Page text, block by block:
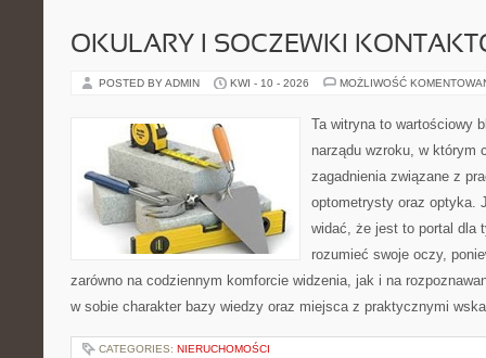
OKULARY I SOCZEWKI
POSTED BY ADMIN KWI - 10 - 2026 MOŻLIWOŚĆ
Ta witryna to wartościowy
narządu wzroku, w którym
zagadnienia związane z
optometrysty oraz optyka.
widać, że jest to portal dla
rozumieć swoje oczy,
zarówno na codziennym komforcie widzenia, jak i na
w sobie charakter bazy wiedzy oraz miejsca z praktycznymi
CATEGORIES: NIERUCHOMOŚCI